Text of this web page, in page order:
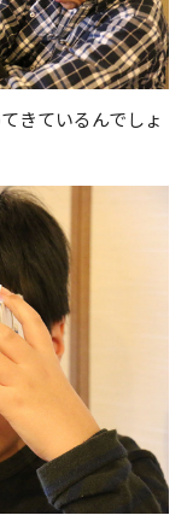
きているんでしょ